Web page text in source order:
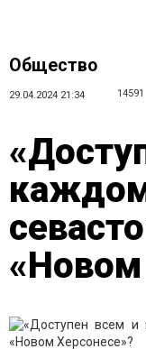
Общество
29.04.2024 21:34 14591
«Новом